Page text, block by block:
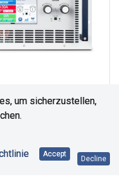
um sicherzustellen,
Accept
Decline